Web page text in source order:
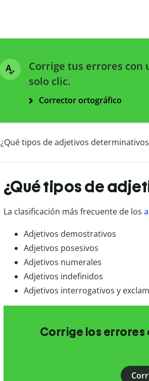
Corrige tus errores con
solo clic.
Corrector ortográfico
¿Qué tipos de adjetivos
¿Qué tipos de
La clasificación más frecuente de los
Adjetivos demostrativos
Adjetivos posesivos
Adjetivos numerales
Adjetivos indefinidos
Adjetivos interrogativos y
Corrige los errores